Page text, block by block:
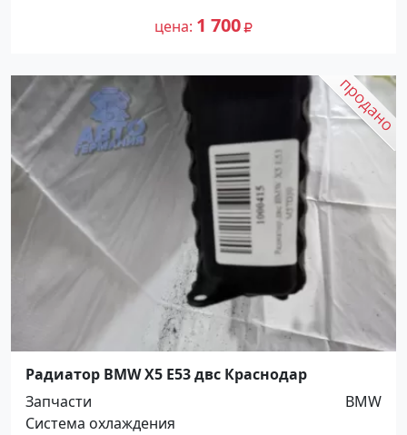
цена 1 700
Радиатор BMW X5 E53 двс Краснодар
Запчасти
BMW
Система охлаждения